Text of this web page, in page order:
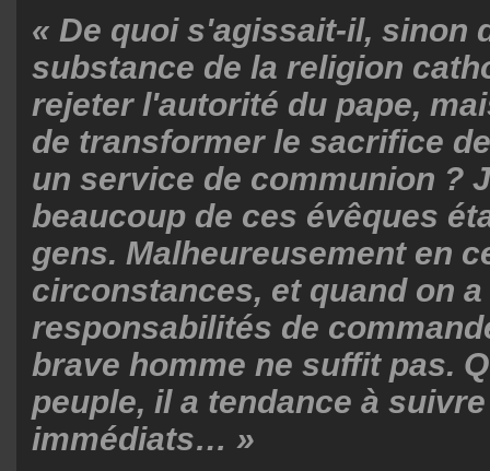
« De quoi s'agissait-il, sinon
substance de la religion
rejeter l'autorité du pape,
de transformer le sacrifice
un service de communion ?
beaucoup de ces évêques
gens. Malheureusement en
circonstances, et quand on a
responsabilités de
brave homme ne suffit pas.
peuple, il a tendance à
immédiats… »